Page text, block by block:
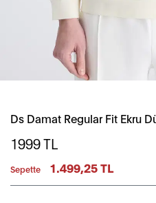
Ds Damat Regular Fit Ekru
1999TL
Sepette 1.499,25 TL